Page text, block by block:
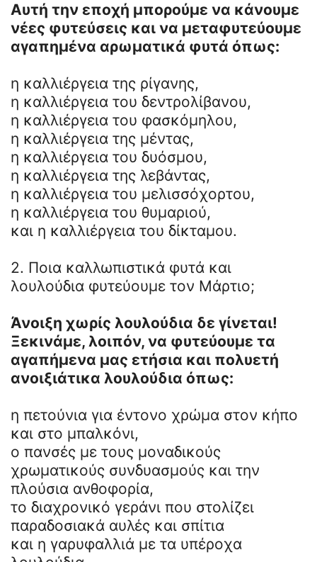
Αυτή την εποχή μπορούμε να κάνουμε
νέες φυτεύσεις και να μεταφυτεύουμε
αγαπημένα αρωματικά φυτά όπως:
η καλλιέργεια της ρίγανης,
η καλλιέργεια του δεντρολίβανου,
η καλλιέργεια του φασκόμηλου,
η καλλιέργεια της μέντας,
η καλλιέργεια του δυόσμου,
η καλλιέργεια της λεβάντας,
η καλλιέργεια του μελισσόχορτου,
η καλλιέργεια του θυμαριού,
και η καλλιέργεια του δίκταμου.
2. Ποια καλλωπιστικά φυτά και
λουλούδια φυτεύουμε τον Μάρτιο;
Άνοιξη χωρίς λουλούδια δε γίνεται!
Ξεκινάμε, λοιπόν, να φυτεύουμε τα
αγαπήμενα μας ετήσια και πολυετή
ανοιξιάτικα λουλούδια όπως:
η πετούνια για έντονο χρώμα στον κήπο
και στο μπαλκόνι,
ο πανσές με τους μοναδικούς
χρωματικούς συνδυασμούς και την
πλούσια ανθοφορία,
το διαχρονικό γεράνι που στολίζει
παραδοσιακά αυλές και σπίτια
και η γαρυφαλλιά με τα υπέροχα